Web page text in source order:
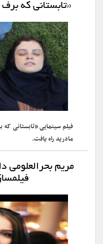
«تابستانی که
فیلم سینمایی «تابستانی که
مادرید راه یافت.
مریم بحرالعلومی